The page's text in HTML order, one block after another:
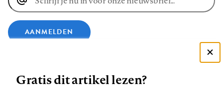
E-
mailadres
AANMELDEN
Gratis dit artikel lezen?
Zie onze cookie policy